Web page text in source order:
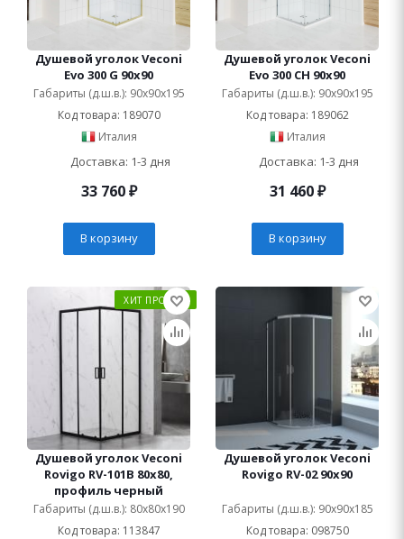
Душевой уголок Veconi
Evo 300 G 90x90
Габариты (д.ш.в.): 90x90x195
Код товара: 189070
Италия
Доставка: 1-3 дня
33 760₽
В корзину
Душевой уголок Veconi
Evo 300 CH 90x90
Габариты (д.ш.в.): 90x90x195
Код товара: 189062
Италия
Доставка: 1-3 дня
31 460₽
В корзину
ХИТ ПРОДАЖ
Душевой уголок Veconi
Rovigo RV-101B 80x80,
профиль черный
Габариты (д.ш.в.): 80x80x190
Код товара: 113847
Душевой уголок Veconi
Rovigo RV-02 90x90
Габариты (д.ш.в.): 90x90x185
Код товара: 098750